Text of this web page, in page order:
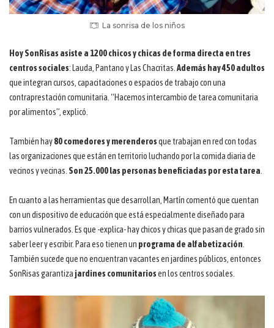
La sonrisa de los niños
Hoy SonRisas asiste a 1200 chicos y chicas de forma directa en tres
centros sociales: Lauda, Pantano y Las Chacritas. Además hay 450 adultos
que integran cursos, capacitaciones o espacios de trabajo con una
contraprestación comunitaria. “Hacemos intercambio de tarea comunitaria
por alimentos”, explicó.
También hay80 comedores y merenderosque trabajan en red con todas
las organizaciones que están en territorio luchando por la comida diaria de
vecinos y vecinas. Son 25.000 las personas beneficiadas por esta tarea
En cuanto a las herramientas que desarrollan, Martín comentó que cuentan
con un dispositivo de educación que está especialmente diseñado para
barrios vulnerados. Es que -explica- hay chicos y chicas que pasan de grado sin
saber leer y escribir. Para eso tienen un programa de alfabetización
También sucede que no encuentran vacantes en jardines públicos, entonces
SonRisas garantiza jardines comunitariosen los centros sociales.